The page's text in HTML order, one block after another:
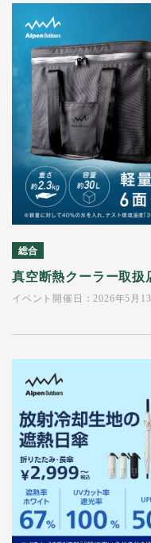
総合
真空断熱クーラー取扱
イベント開催日：2026年5月